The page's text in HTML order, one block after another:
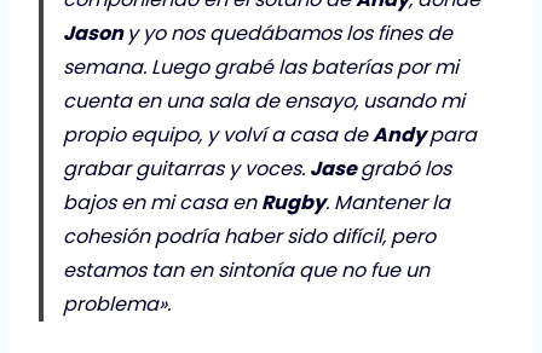
Jasony yo nos quedábamos los fines de
semana. Luego grabé las baterías por mi
cuenta en una sala de ensayo, usando mi
propio equipo, y volví a casa deAndypara
grabar guitarras y voces. Jasegrabó los
bajos en mi casa enRugby. Mantener la
cohesión podría haber sido difícil, pero
estamos tan en sintonía que no fue un
problema».